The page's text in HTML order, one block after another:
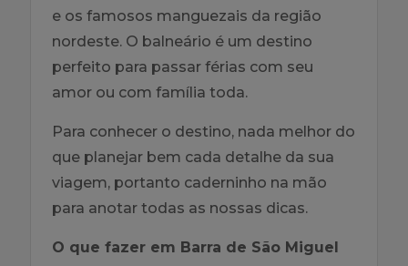
e os famosos manguezais da região
nordeste. O balneário é um destino
perfeito para passar férias com seu
amor ou com família toda.
Para conhecer o destino, nada melhor do
que planejar bem cada detalhe da sua
viagem, portanto caderninho na mão
para anotar todas as nossas dicas.
O que fazer em Barra de São Miguel